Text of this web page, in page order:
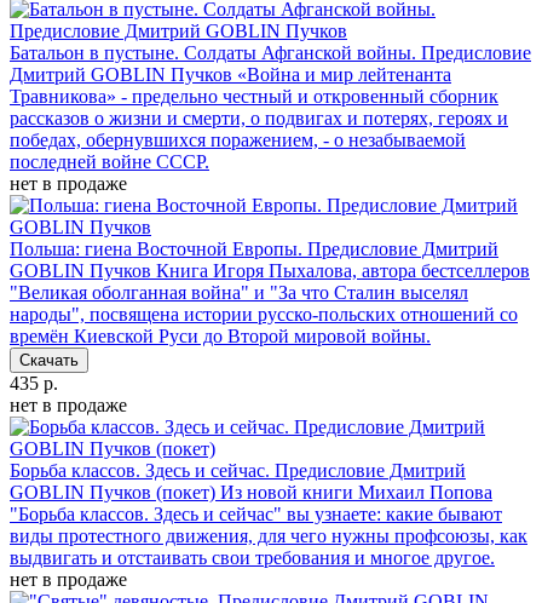
Батальон в пустыне. Солдаты Афганской войны. Предисловие
Дмитрий GOBLIN Пучков «Война и мир лейтенанта
Травникова» - предельно честный и откровенный сборник
рассказов о жизни и смерти, о подвигах и потерях, героях и
победах, обернувшихся поражением, - о незабываемой
последней войне СССР.
нет в продаже
Польша: гиена Восточной Европы. Предисловие Дмитрий
GOBLIN Пучков Книга Игоря Пыхалова, автора бестселлеров
"Великая оболганная война" и "За что Сталин выселял
народы", посвящена истории русско-польских отношений со
времён Киевской Руси до Второй мировой войны.
Скачать
435 р.
нет в продаже
Борьба классов. Здесь и сейчас. Предисловие Дмитрий
GOBLIN Пучков (покет) Из новой книги Михаил Попова
"Борьба классов. Здесь и сейчас" вы узнаете: какие бывают
виды протестного движения, для чего нужны профсоюзы, как
выдвигать и отстаивать свои требования и многое другое.
нет в продаже